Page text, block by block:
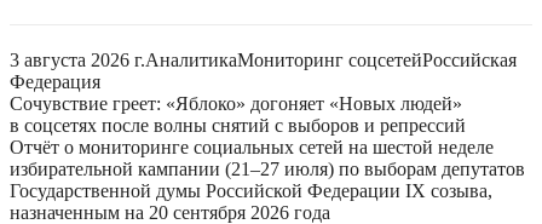
3 августа 2026 г.АналитикаМониторинг соцсетейРоссийская
Федерация
Сочувствие греет: «Яблоко» догоняет «Новых людей»
в соцсетях после волны снятий с выборов и репрессий
Отчёт о мониторинге социальных сетей на шестой неделе
избирательной кампании (21–27 июля) по выборам депутатов
Государственной думы Российской Федерации IX созыва,
назначенным на 20 сентября 2026 года